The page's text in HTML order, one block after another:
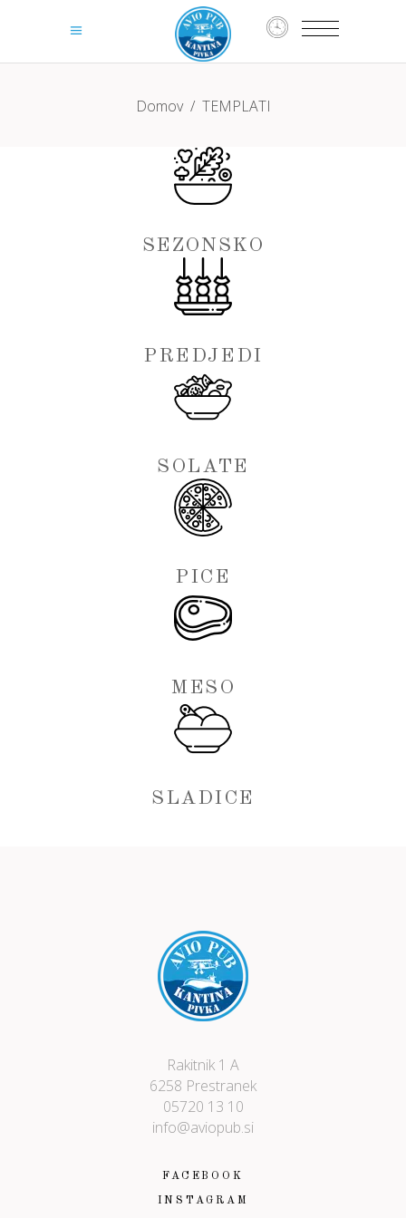
Domov/ TEMPLATI
SEZONSKO
PREDJEDI
SOLATE
PICE
MESO
SLADICE
Rakitnik 1 A
6258 Prestranek
05720 13 10
info@aviopub.si
FACEBOOK
INSTAGRAM